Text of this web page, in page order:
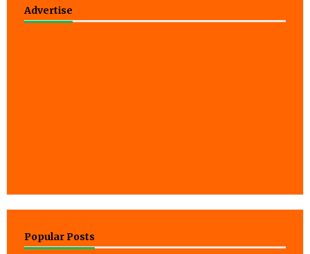
Advertise
Popular Posts